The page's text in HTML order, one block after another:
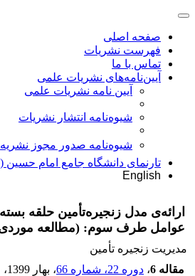
صفحه اصلی
فهرست نشریات
تماس با ما
آیین‌نامه‌های نشریات علمی
آیین نامه نشریات علمی
شیوه‌نامه انتشار نشریات
شیوهنامه صدور مجوز نشریه
تارنمای دانشگاه جامع امام حسین
English
ارائه‌ی مدل زنجیره‌تأمین حلقه
عوامل طرف سوم: (مطالعه
مدیریت زنجیره تأمین
مقاله 6
، دوره 22، شماره 66 ، بهار 1399